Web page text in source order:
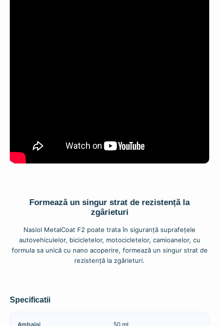
Formează un singur strat de rezistență la
zgârieturi
Nasiol MetalCoat F2 poate trata în siguranță suprafețele
autovehiculelor, bicicletelor, motocicletelor, camioanelor, cu
formula sa unică cu nano acoperire, formează un singur strat de
rezistență la zgârieturi.
Specificatii
Ambalaj 50 ml